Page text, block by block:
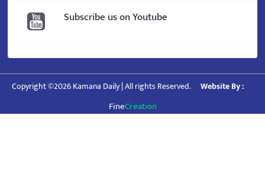
Subscribe us on Youtube
Copyright ©2026 Kamana Daily | All rights Reserved. Website By :
FineCreation